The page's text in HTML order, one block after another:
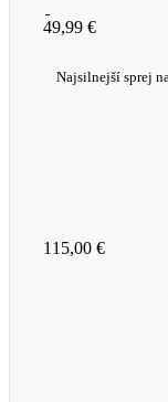
49,99 €
Najsilnejší sprej
115,00 €